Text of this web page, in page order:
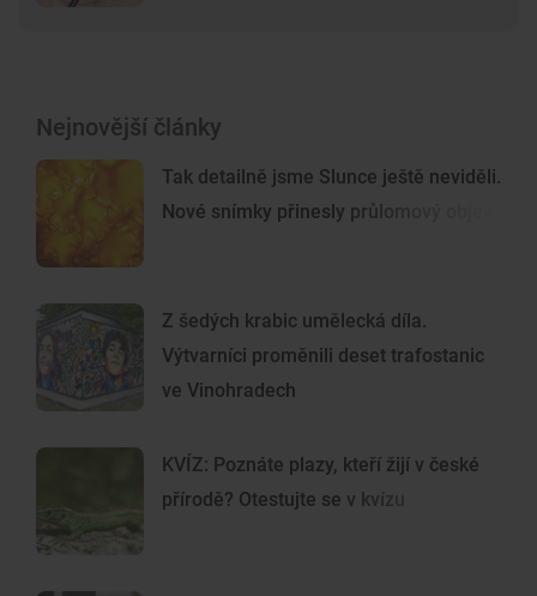
Nejnovější články
Tak detailně jsme Slunce ještě neviděli.
Nové snímky přinesly průlomový objev
Z šedých krabic umělecká díla.
Výtvarníci proměnili deset trafostanic
ve Vinohradech
KVÍZ: Poznáte plazy, kteří žijí v české
přírodě? Otestujte se v kvízu